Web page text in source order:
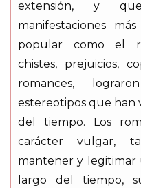
extensión, y
manifestaciones
popular como el
chistes, prejuicios,
romances,
estereotipos que han
del tiempo. Los
carácter vulgar,
mantener y legitimar
largo del tiempo,